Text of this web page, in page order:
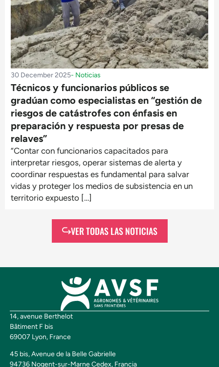
30 December 2025- Noticias
Técnicos y funcionarios públicos se
gradúan como especialistas en “gestión de
riesgos de catástrofes con énfasis en
preparación y respuesta por presas de
relaves”
“Contar con funcionarios capacitados para
interpretar riesgos, operar sistemas de alerta y
coordinar respuestas es fundamental para salvar
vidas y proteger los medios de subsistencia en un
territorio expuesto […]
VER TODAS LAS NOTICIAS
14, avenue Berthelot
Bâtiment F bis
69007 Lyon, France
45 bis, Avenue de la Belle Gabrielle
94736 Nogent-sur-Marne Cedex, Francia